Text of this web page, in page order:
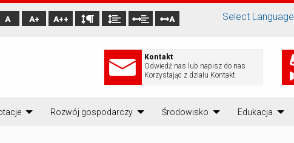
A A+ A++ A Select Language
Kontakt
Odwiedź nas lub napisz do nas
Korzystając z działu Kontakt
Rozwój gospodarczy Środowisko Edukacja